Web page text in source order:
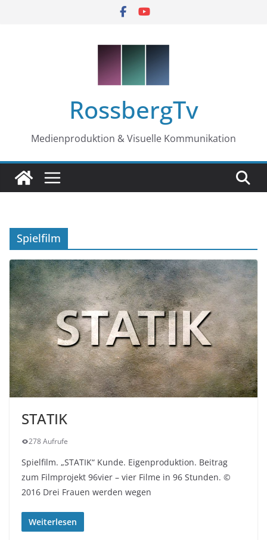
RossbergTv
Medienproduktion & Visuelle Kommunikation
Spielfilm
STATIK
278 Aufrufe
Spielfilm. „STATIK“ Kunde. Eigenproduktion. Beitrag
zum Filmprojekt 96vier – vier Filme in 96 Stunden. ©
2016 Drei Frauen werden wegen
Weiterlesen